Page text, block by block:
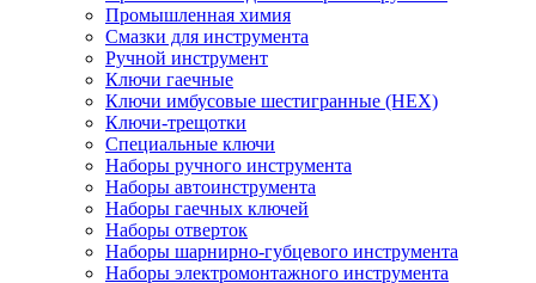
Промышленная химия
Смазки для инструмента
Ручной инструмент
Ключи гаечные
Ключи имбусовые шестигранные (HEX)
Ключи-трещотки
Специальные ключи
Наборы ручного инструмента
Наборы автоинструмента
Наборы гаечных ключей
Наборы отверток
Наборы шарнирно-губцевого инструмента
Наборы электромонтажного инструмента